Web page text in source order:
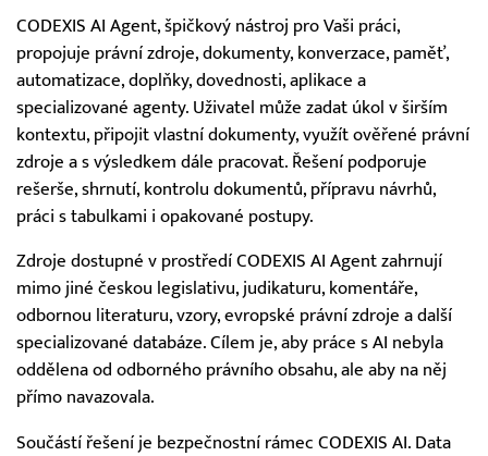
CODEXIS AI Agent, špičkový nástroj pro Vaši práci,
propojuje právní zdroje, dokumenty, konverzace, paměť,
automatizace, doplňky, dovednosti, aplikace a
specializované agenty. Uživatel může zadat úkol v širším
kontextu, připojit vlastní dokumenty, využít ověřené právní
zdroje a s výsledkem dále pracovat. Řešení podporuje
rešerše, shrnutí, kontrolu dokumentů, přípravu návrhů,
práci s tabulkami i opakované postupy.
Zdroje dostupné v prostředí CODEXIS AI Agent zahrnují
mimo jiné českou legislativu, judikaturu, komentáře,
odbornou literaturu, vzory, evropské právní zdroje a další
specializované databáze. Cílem je, aby práce s AI nebyla
oddělena od odborného právního obsahu, ale aby na něj
přímo navazovala.
Součástí řešení je bezpečnostní rámec CODEXIS AI. Data